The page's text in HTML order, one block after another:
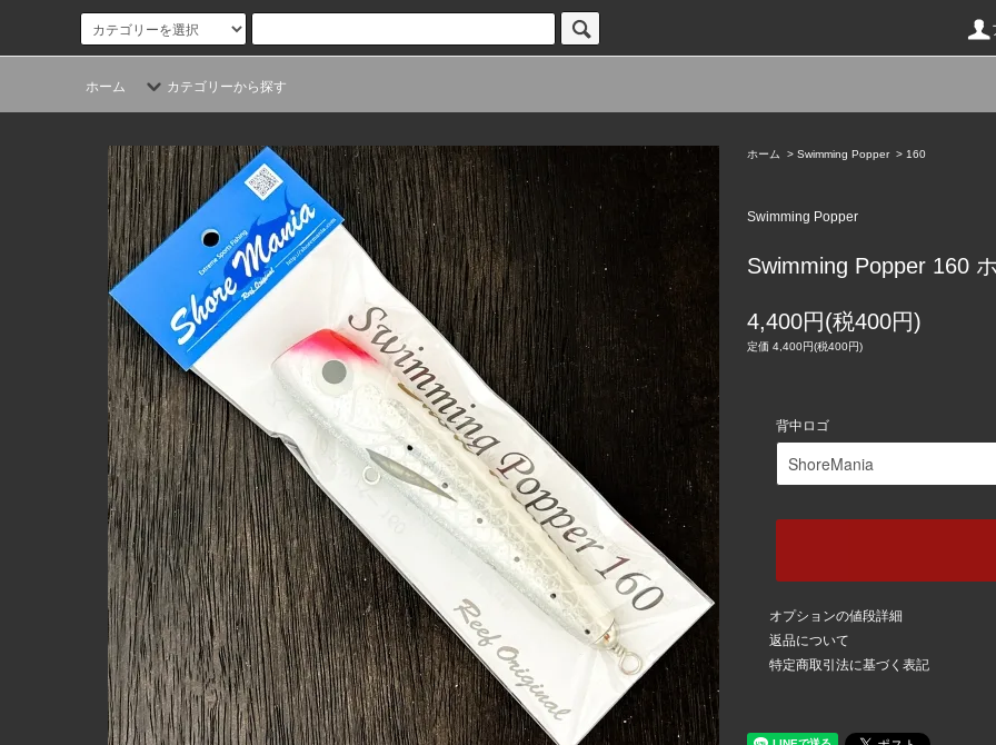
ホーム カテゴリーから探す
ホーム > Swimming Popper > 160
Swimming Popper
Swimming Popper 160
4,400円(税400円)
定価 4,400円(税400円)
背中ロゴ
オプションの値段詳細
返品について
特定商取引法に基づく表記